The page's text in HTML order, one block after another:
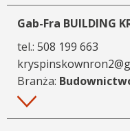
Gab-Fra BUILDING
tel.: 508 199 663
Branża:
Więcej